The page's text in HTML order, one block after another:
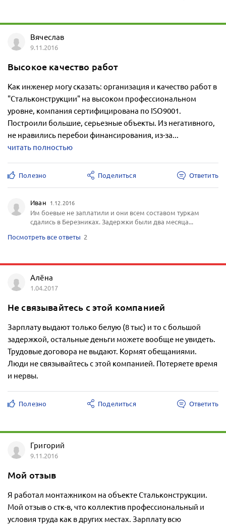
Вячеслав
9.11.2016
Высокое качество работ
Как инженер могу сказать: организация и качество работ в
"Стальконструкции" на высоком профессиональном
уровне, компания сертифицирована по ISO9001.
Построили большие, серьезные объекты. Из негативного,
не нравились перебои финансирования, из-за...
читать полностью
Полезно Поделиться Ответить
Иван 1.12.2016
Им боевые не заплатили и они всем составом туркам
сдались в Березниках. Задержки были два месяца...
Посмотреть все ответы 2
Алёна
1.04.2017
Не связывайтесь с этой компанией
Зарплату выдают только белую (8 тыс) и то с большой
задержкой, остальные деньги можете вообще не увидеть.
Трудовые договора не выдают. Кормят обещаниями.
Люди не связывайтесь с этой компанией. Потеряете время
и нервы.
Полезно Поделиться Ответить
Григорий
9.11.2016
Мой отзыв
Я работал монтажником на объекте Стальконструкции.
Мой отзыв о стк-в, что коллектив профессиональный и
условия труда как в других местах. Зарплату всю